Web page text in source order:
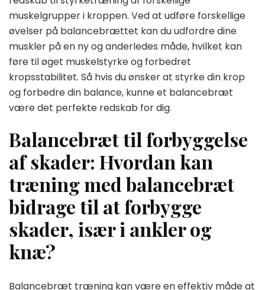
muskelgrupper i kroppen. Ved at udføre forskellige
øvelser på balancebrættet kan du udfordre dine
muskler på en ny og anderledes måde, hvilket kan
føre til øget muskelstyrke og forbedret
kropsstabilitet. Så hvis du ønsker at styrke din krop
og forbedre din balance, kunne et balancebræt
være det perfekte redskab for dig.
Balancebræt til forbyggelse
af skader: Hvordan kan
træning med balancebræt
bidrage til at forbygge
skader, især i ankler og
knæ?
Balancebræt træning kan være en effektiv måde at